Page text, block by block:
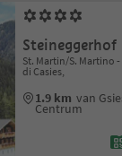
Steineggerhof
St. Martin/S. Martino -
di Casies,
1.9 km van
Centrum